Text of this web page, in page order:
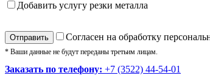
Добавить услугу резки металла
Cогласен на обработку
* Ваши данные не будут переданы третьим лицам.
Заказать по телефону: +7 (3522) 44-54-01